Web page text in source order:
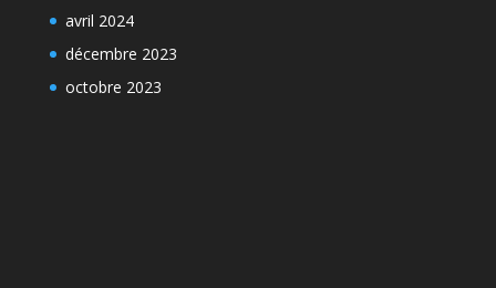
avril 2024
décembre 2023
octobre 2023